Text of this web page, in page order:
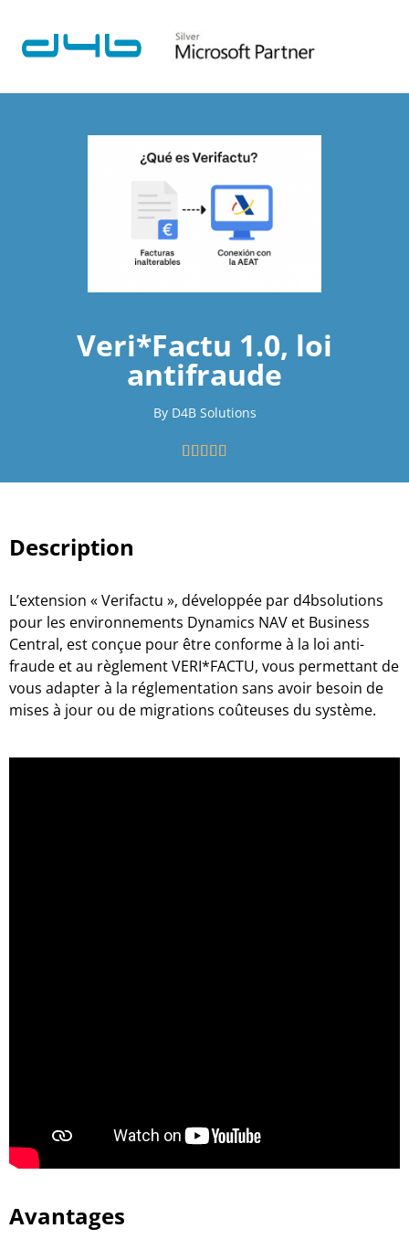
Veri*Factu 1.0, loi
antifraude
By D4B Solutions
    
Description
L’extension « Verifactu », développée par d4bsolutions
pour les environnements Dynamics NAV et Business
Central, est conçue pour être conforme à la loi anti-
fraude et au règlement VERI*FACTU, vous permettant de
vous adapter à la réglementation sans avoir besoin de
mises à jour ou de migrations coûteuses du système.
Avantages